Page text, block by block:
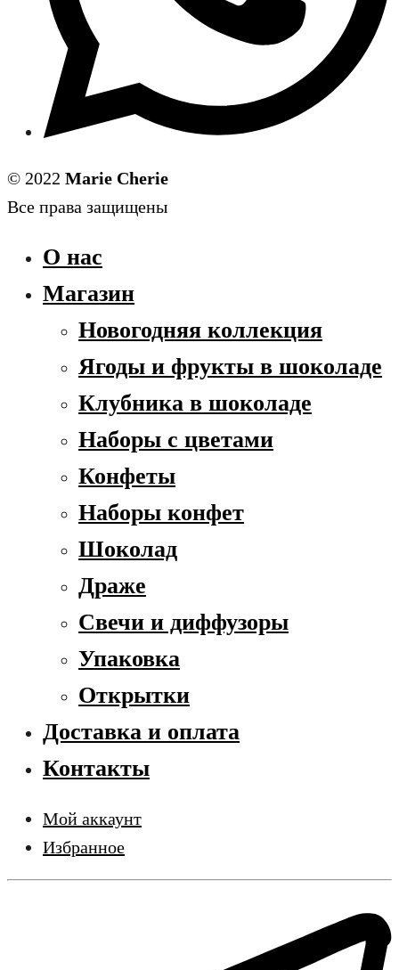
© 2022 Marie Cherie
Все права защищены
О нас
Магазин
Новогодняя коллекция
Ягоды и фрукты в шоколаде
Клубника в шоколаде
Наборы с цветами
Конфеты
Наборы конфет
Шоколад
Драже
Свечи и диффузоры
Упаковка
Открытки
Доставка и оплата
Контакты
Мой аккаунт
Избранное